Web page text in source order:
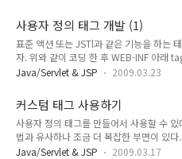
서 catch 블럭에서 IOException을 잡을
아보자 tld 파일 0.9 KathyClassicTags
classicOne com.example.tag.Classic1
사용자 정의 태그 개발 (1)
표준 액션 또는 JSTl과 같은 기능을 하는
자. 위와 같이 코딩 한 후 WEB-INF 아래
들어 Header.tag 파일로 저장한다. 그리고
만든 다음 DocumentRoot 아래
customTag.jsp란 파일로 만들었다. 브라우
http://localhost:8080/customTag/
하면 아래와 같은 모습이 보여진다. 위에
보면 파일명이 바로 Tag 명이 된 것을 알 수
Java/Servlet & JSP 2009.03.23
커스텀 태그 사용하기
사용자 정의 태그를 만들어서 사용할 수
법과 유사하나 조금 더 복잡한 부면이 있
과 java class 파일이 필요하다. 예제로 유
Java/Servlet & JSP 2009.03.17